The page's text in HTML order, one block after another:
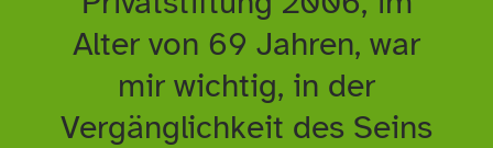
Alter von 69 Jahren, war
mir wichtig, in der
Vergänglichkeit des Seins